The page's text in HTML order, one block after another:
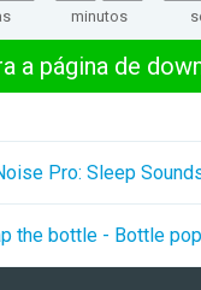
minutos
a página de
Pro: Sleep
the bottle - Bottle